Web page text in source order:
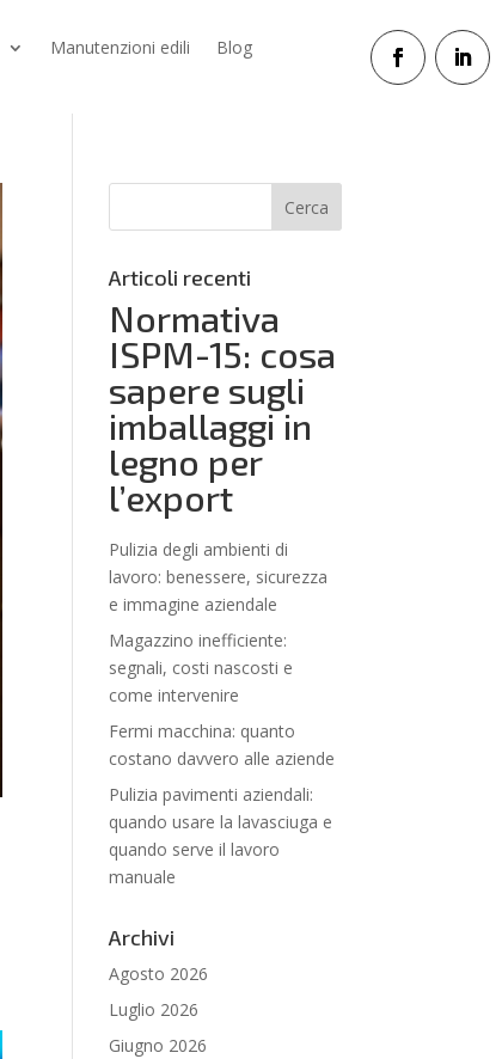
Manutenzioni edili
Blog
Articoli recenti
Normativa
ISPM-15: cosa
sapere sugli
imballaggi in
legno per
l’export
Pulizia degli ambienti di
lavoro: benessere, sicurezza
e immagine aziendale
Magazzino inefficiente:
segnali, costi nascosti e
come intervenire
Fermi macchina: quanto
costano davvero alle aziende
Pulizia pavimenti aziendali:
quando usare la lavasciuga e
quando serve il lavoro
manuale
Archivi
Agosto 2026
Luglio 2026
Giugno 2026